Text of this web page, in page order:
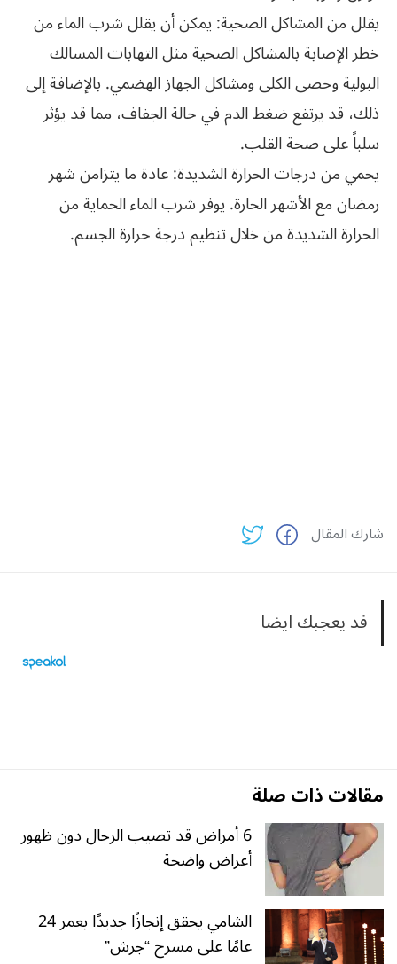
يقلل من المشاكل الصحية: يمكن أن يقلل شرب الماء من
خطر الإصابة بالمشاكل الصحية مثل التهابات المسالك
البولية وحصى الكلى ومشاكل الجهاز الهضمي. بالإضافة إلى
ذلك، قد يرتفع ضغط الدم في حالة الجفاف، مما قد يؤثر
سلباً على صحة القلب.
يحمي من درجات الحرارة الشديدة: عادة ما يتزامن شهر
رمضان مع الأشهر الحارة. يوفر شرب الماء الحماية من
الحرارة الشديدة من خلال تنظيم درجة حرارة الجسم.
شارك المقال
قد يعجبك ايضا
مقالات ذات صلة
6 أمراض قد تصيب الرجال دون ظهور
أعراض واضحة
الشامي يحقق إنجازًا جديدًا بعمر 24
عامًا على مسرح “جرش”